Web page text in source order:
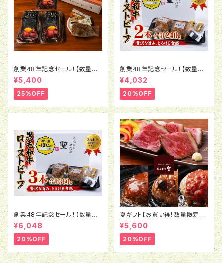
創業48年記念セール！【数量限
定】 黒毛和牛ローストビーフ3
本セット(合計360ｇ) (冷凍)
¥5,400
25%OFF
創業48年記念セール！【数量限
定】 黒毛和牛ローストビーフ(2
40ｇ) 2本セット(冷凍)
¥4,032
20%OFF
創業48年記念セール！【数量限
定】 黒毛和牛ローストビーフ(3
60ｇ) 3本セット(冷凍)
¥6,048
20%OFF
夏ギフト【お買い得！数量限定！】
【黒毛和牛ローストビーフ（赤
身・霜降り）2種食べ比べ＆黒毛
和牛100％ハンバーグ4種食べ
比べセット】
¥5,600
20%OFF